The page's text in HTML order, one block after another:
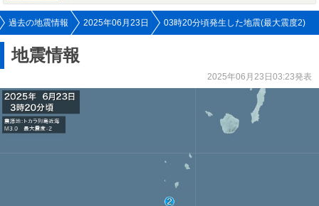
過去の地震情報 2025年06月23日 03時20分頃発生した地震(最大震度2)
地震情報
2025年06月23日03:23発表